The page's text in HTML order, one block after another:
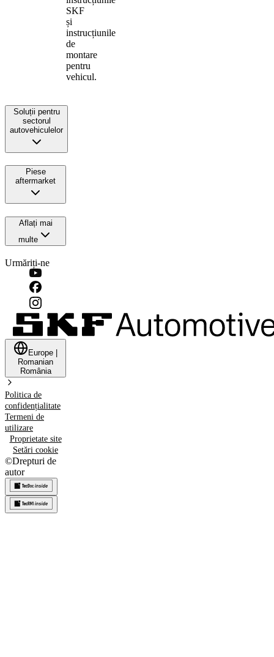
SKF
și
instrucțiunile
de
montare
pentru
vehicul.
Soluții pentru
sectorul
autovehiculelor
Piese
aftermarket
Aflați mai
multe
Urmăriți-ne
Europe
Romanian
România
Politica de
confidențialitate
Termeni de
utilizare
Proprietate site
Setări cookie
©Drepturi de
autor